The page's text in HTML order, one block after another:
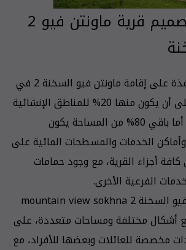
مساحة وتصميم قرية ماونتن فيو 2
حرصت الشركة المنفذة على إقامة ماونتن فيو السخنة 2 في
مساحة 33 فدان، على أن يكون منها 20% للمناطق الإنشائية
والوحدات السكنية، أما باقي 80% من المساحة يكون
الخدمات والمسطحات المائية على
أجزاء القرية، مع وجود حمامات
الفرعية الأخرى.
وتضم قرية ماونتن فيو السخنة 2 mountain view sokhna
وحدة مع أشكال مختلفة ومساحات متعددة، على
مخصصة للعائلات وبعضها للأفراد، مع